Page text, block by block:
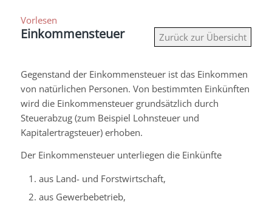
Vorlesen
Einkommensteuer Zurück zur Übersicht
Gegenstand der Einkommensteuer ist das Einkommen
von natürlichen Personen. Von bestimmten Einkünften
wird die Einkommensteuer grundsätzlich durch
Steuerabzug (zum Beispiel Lohnsteuer und
Kapitalertragsteuer) erhoben.
Der Einkommensteuer unterliegen die Einkünfte
aus Land- und Forstwirtschaft,
aus Gewerbebetrieb,